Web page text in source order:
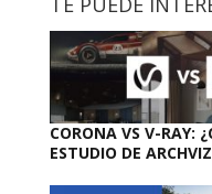
CORONA VS V-RAY:
ESTUDIO DE